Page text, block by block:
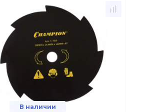
В наличии